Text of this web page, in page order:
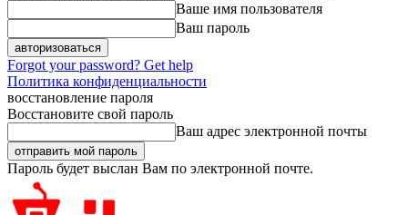
Ваше имя пользователя
Ваш пароль
Forgot your password? Get help
Политика конфиденциальности
восстановление пароля
Восстановите свой пароль
Ваш адрес электронной почты
Пароль будет выслан Вам по электронной почте.